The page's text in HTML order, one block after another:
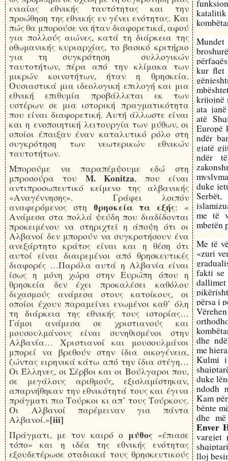
ενιαίας εθνικής ταυτότητας και την
προώθηση της εθνικής εν γένει ενότητας. Και
πώς θα μπορούσε να ήταν διαφορετικά, αφού
για πολλούς αιώνες, κατά τη διάρκεια της
οθωμανικής κυριαρχίας, το βασικό κριτήριο
για τη συγκρότηση συλλογικών
ταυτοτήτων, πέρα από την κλίμακα των
μικρών κοινοτήτων, ήταν η θρησκεία.
Ουσιαστικά μια ιδεολογική επιλογή και μια
εθνική επιθυμία προβάλλεται εκ των
υστέρων σε μια ιστορική πραγματικότητα
που είναι διαφορετική. Αυτή άλλωστε είναι
και η ενοποιητική λειτουργία των μύθων, οι
οποίοι έπαιξαν έναν καταλυτικό ρόλο στη
συγκρότηση των νεωτερικών εθνικών
ταυτοτήτων.
Μπορούμε να παραπέμψουμε εδώ στη
μπροσούρα του Μ. Konitza, που είναι
αντιπροσωπευτικό κείμενο της αλβανικής
«Αναγέννησης». Γράφει λοιπόν
αναφερόμενος στη θρησκεία τα εξής: «
Ανάμεσα στα πολλά ψεύδη που διαδίδονται
προκειμένου να στηριχτεί η άποψη ότι οι
Αλβανοί δεν μπορούν να συγκροτήσουν ένα
ανεξάρτητο κράτος είναι και η θέση ότι
αυτοί είναι διαιρεμένοι από θρησκευτικές
διαφορές …Παρόλα αυτά η Αλβανία είναι
ίσως η μόνη χώρα στην Ευρώπη όπου η
θρησκεία δεν έχει προκαλέσει καθόλου
διχασμούς ανάμεσα στους κατοίκους, οι
οποίοι έχουν παραμείνει ενωμένοι καθ’ όλη
τη διάρκεια της εθνικής τους ιστορίας…
Γάμοι ανάμεσα σε χριστιανούς και
μουσουλμάνους είναι συνηθισμένοι στην
Αλβανία… Χριστιανοί και μουσουλμάνοι
μπορεί να βρεθούν στην ίδια οικογένεια,
ζώντας ειρηνικά κάτω από την ίδια στέγη…
Οι Έλληνες, οι Σέρβοι και οι Βούλγαροι που,
σε μεγάλους αριθμούς, εξισλαμίστηκαν,
απαρνήθηκαν την εθνικότητά τους και έγινα
πράγματι πιο Τούρκοι κι απ’ τους Τούρκους.
Οι Αλβανοί παρέμειναν για πάντα
Αλβανοί.»[iii]
Πράγματι, με τον καιρό ο μύθος «έπιασε
τόπο» και η ιδέα της εθνικής ενότητας
εξουδετέρωσε σταδιακά τους θρησκευτικούς
kur flet
krijojnë
ata
atë
Europë
ndër
gjatë
ndër
duke
me të
mbetën
Me të
«zuri
fakti se
përsa i
dhe
me
Kulmi i
duke
ndodh
Kam
bënte
dhe
Enver
vargjet
lloj